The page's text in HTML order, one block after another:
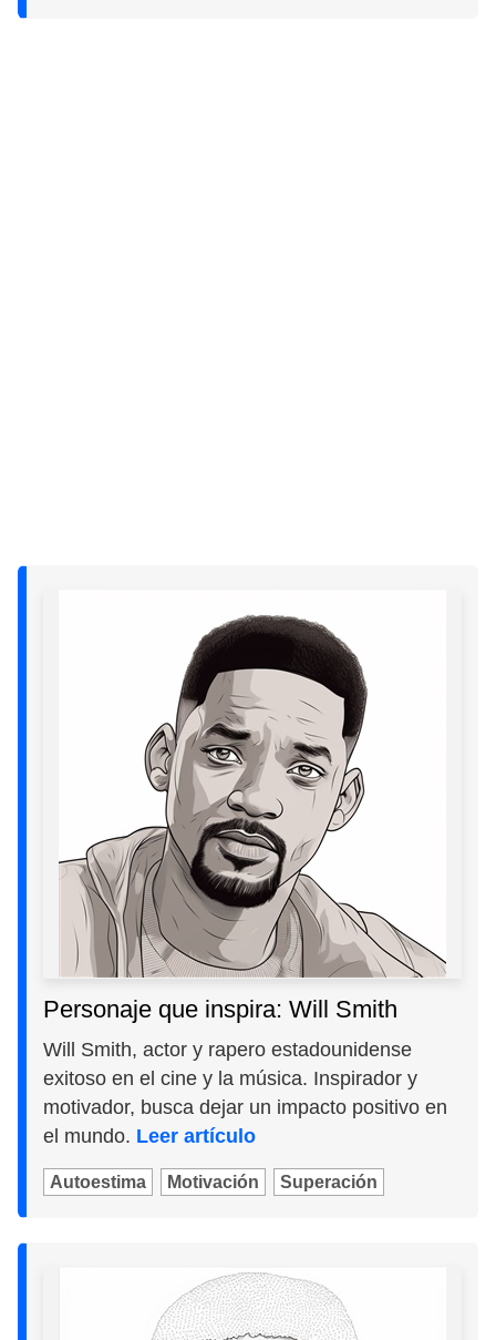
Personaje que inspira: Will Smith
Will Smith, actor y rapero estadounidense
exitoso en el cine y la música. Inspirador y
motivador, busca dejar un impacto positivo en
el mundo. Leer artículo
Autoestima Motivación Superación